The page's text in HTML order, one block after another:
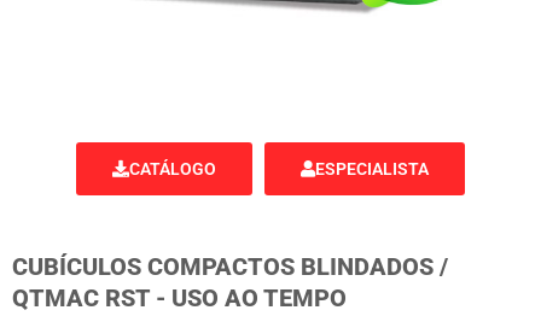
CATÁLOGO ESPECIALISTA
CUBÍCULOS COMPACTOS BLINDADOS /
QTMAC RST - USO AO TEMPO